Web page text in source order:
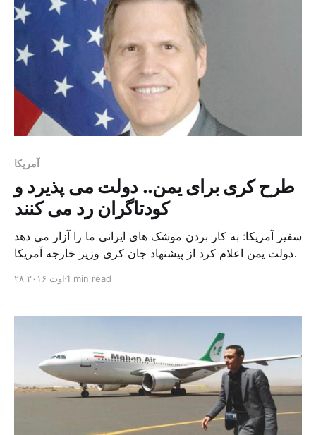
آمریکا
طرح کری برای یمن.. دولت می پذیرد و
کودتاگران رد می کنند
سفیر آمریکا: به کار بردن موشک های ایرانی ما را آزار می دهد
دولت یمن اعلام کرد از پیشنهاد جان کری وزیر خارجه آمریکا
کند، این در حالی است که کودتاگران به طور ضمنی این
۲۸ اوت ۲۰۱۶ 1 min read